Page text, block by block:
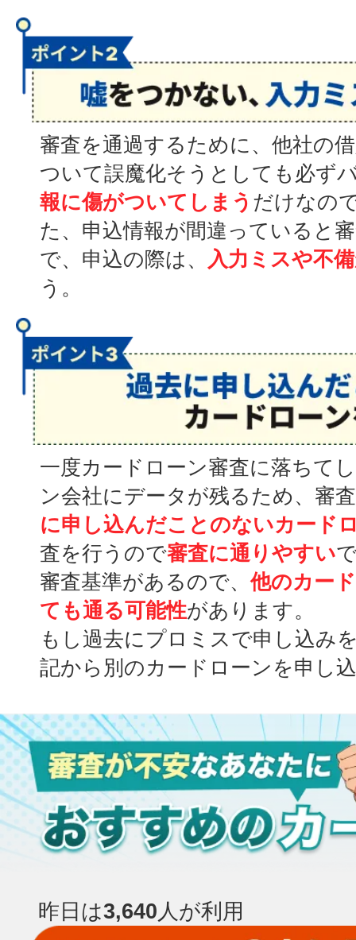
審査を通過するために、他社の
ついて誤魔化そうとしても必ず
報に傷がついてしまう だけなの
た、申込情報が間違っていると
で、申込の際は、 入力ミスや不
う。
一度カードローン審査に落ちて
ン会社にデータが残るため、審
に申し込んだことのないカード
査を行うので審査に通りやすい
審査基準があるので、他のカー
ても通る可能性があります。
もし過去にプロミスで申し込み
記から別のカードローンを申し
昨日は3,640人が利用